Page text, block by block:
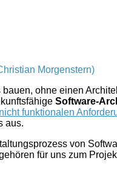
Morgenstern)
ohne einen
Software-
nicht funktionalen
aus.
von
für uns zum